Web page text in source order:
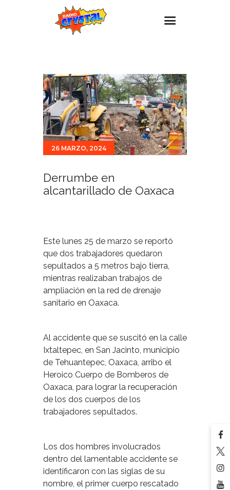
Estaciones
Eventos
Promociones
Noticias
Para ti
26 MARZO, 2024
Derrumbe en
alcantarillado de Oaxaca
Este lunes 25 de marzo se reportó
que dos trabajadores quedaron
sepultados a 5 metros bajo tierra,
mientras realizaban trabajos de
ampliación en la red de drenaje
sanitario en Oaxaca.
Al accidente que se suscitó en la calle
Ixtaltepec, en San Jacinto, municipio
de Tehuantepec, Oaxaca, arribo el
Heroico Cuerpo de Bomberos de
Oaxaca, para lograr la recuperación
de los dos cuerpos de los
trabajadores sepultados.
Los dos hombres involucrados
dentro del lamentable accidente se
identificaron con las siglas de su
nombre, el primer cuerpo rescatado